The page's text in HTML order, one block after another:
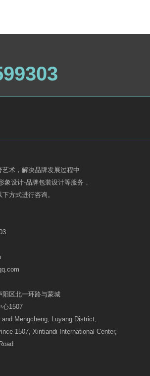
术，解决品牌发展过程中
象设计-品牌包装设计等服务，
方式进行咨询。
阳区北一环路与蒙城
心1507
Mengcheng, Luyang District,
1507, Xintiandi International Center,